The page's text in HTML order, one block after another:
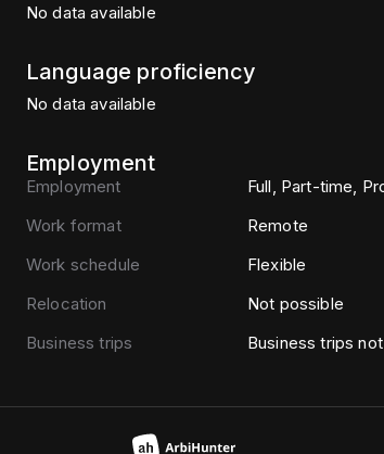
No data available
Language proficiency
No data available
Employment
Employment
Full, Part-time,
Work format
Remote
Work schedule
Flexible
Relocation
Not possible
Business trips
Business trips